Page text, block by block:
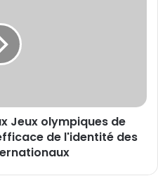
Jeux olympiques de
de l'identité des